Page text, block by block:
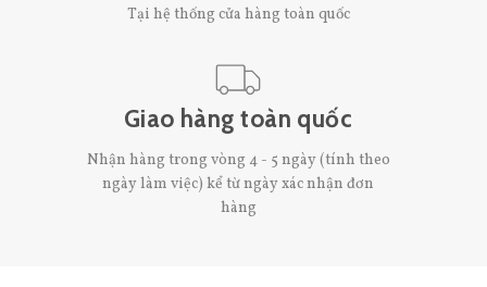
Tại hệ thống cửa hàng toàn quốc
Giao hàng toàn quốc
Nhận hàng trong vòng 4 - 5 ngày (tính theo
ngày làm việc) kể từ ngày xác nhận đơn
hàng